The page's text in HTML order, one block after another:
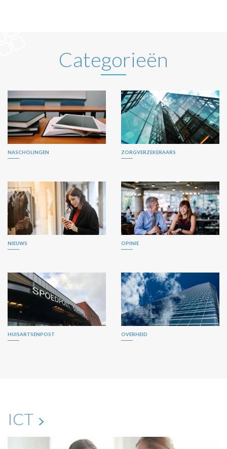
Categorieën
NASCHOLINGEN ZORGVERZEKERAARS
NIEUWS OPINIE
HUISARTSENPOST OVERHEID
ICT